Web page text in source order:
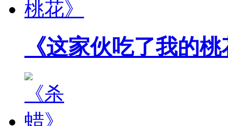
《这家伙吃了我的